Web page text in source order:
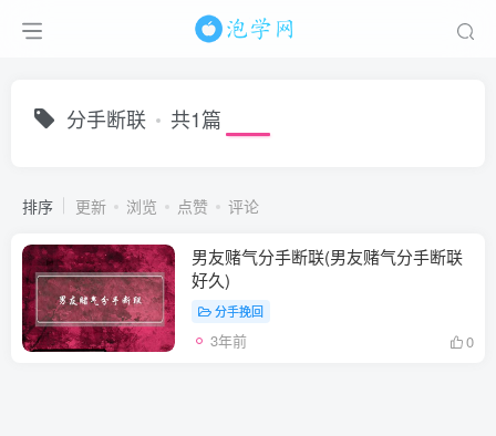
分手断联 共1篇
排序 更新 浏览 点赞 评论
男友赌气分手断联(男友赌气分手断联
好久)
分手挽回
3年前 0